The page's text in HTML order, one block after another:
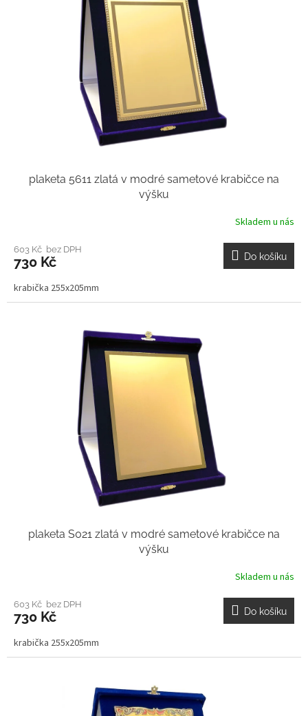
plaketa 5611 zlatá v modré sametové krabičce na
výšku
Skladem u nás
603 Kč bez DPH
730 Kč Do košíku
krabička 255x205mm
plaketa S021 zlatá v modré sametové krabičce na
výšku
Skladem u nás
603 Kč bez DPH
730 Kč Do košíku
krabička 255x205mm